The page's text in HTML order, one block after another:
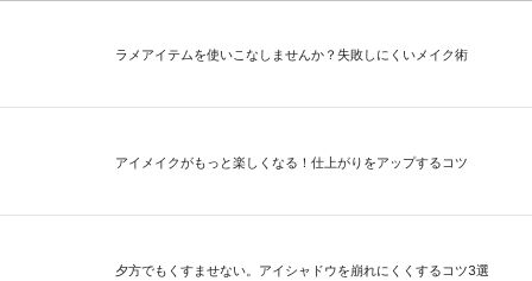
ラメアイテムを使いこなしませんか？失敗しにくいメイク術
アイメイクがもっと楽しくなる！仕上がりをアップするコツ
夕方でもくすませない。アイシャドウを崩れにくくするコツ3選